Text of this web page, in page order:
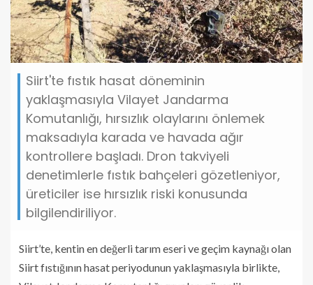
Siirt'te fıstık hasat döneminin
yaklaşmasıyla Vilayet Jandarma
Komutanlığı, hırsızlık olaylarını önlemek
maksadıyla karada ve havada ağır
kontrollere başladı. Dron takviyeli
denetimlerle fıstık bahçeleri gözetleniyor,
üreticiler ise hırsızlık riski konusunda
bilgilendiriliyor.
Siirt’te, kentin en değerli tarım eseri ve geçim kaynağı olan
Siirt fıstığının hasat periyodunun yaklaşmasıyla birlikte,